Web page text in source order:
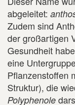
abgeleitet:
Zudem sind
der großartigen
Gesundheit
eine
Pflanzenstoffen
Struktur), die
Polyphenole